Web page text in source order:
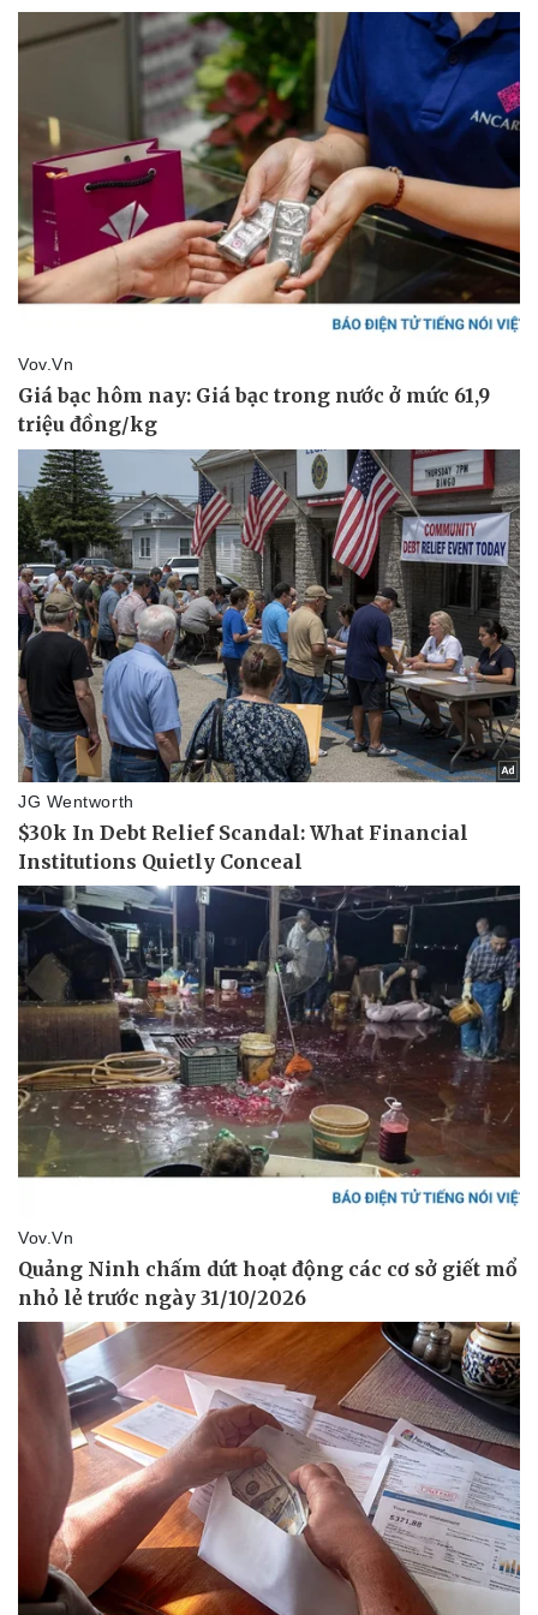
Doanh nghiệp
Thông tin doanh nghiệp
Doanh nghiệp 24h
Doanh nhân
Vì cộng đồng
Công nghệ
Sành điệu
Tin Công nghệ
Trải nghiệm
Chuyển đổi số